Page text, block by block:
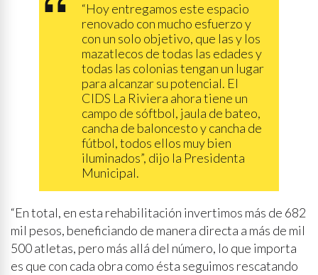
“Hoy entregamos este espacio
renovado con mucho esfuerzo y
con un solo objetivo, que las y los
mazatlecos de todas las edades y
todas las colonias tengan un lugar
para alcanzar su potencial. El
CIDS La Riviera ahora tiene un
campo de sóftbol, jaula de bateo,
cancha de baloncesto y cancha de
fútbol, todos ellos muy bien
iluminados”, dijo la Presidenta
Municipal.
“En total, en esta rehabilitación invertimos más de 682
mil pesos, beneficiando de manera directa a más de mil
500 atletas, pero más allá del número, lo que importa
es que con cada obra como ésta seguimos rescatando